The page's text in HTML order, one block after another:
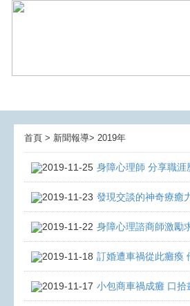
首頁 > 新聞報導> 2019年
2019-11-25 身障心理師 分享職涯
2019-11-23 發現交談的神奇療癒
2019-11-22 身障心理諮商師激勵
2019-11-18 訂婚遭車禍從此癱瘓
2019-11-17 小包商車禍成癱 口拾